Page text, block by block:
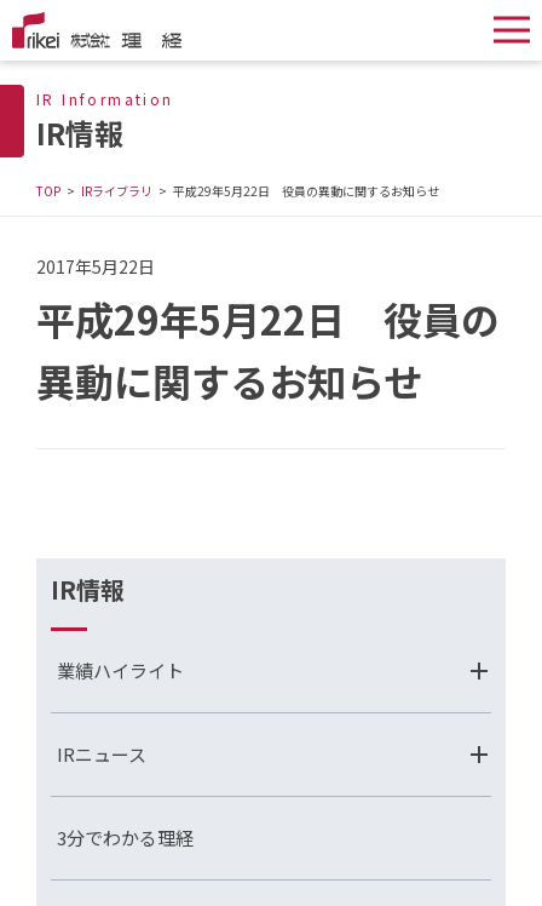
IR Information
IR情報
TOP IRライブラリ 平成29年5月22日 役員の異動に関するお知らせ
IR情報
業績ハイライト
IRニュース
3分でわかる理経
2017年5月22日
平成29年5月22日 役員の
異動に関するお知らせ